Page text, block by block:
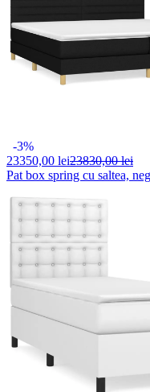
-3%
23350,00 lei23830,00 lei
Pat box spring cu saltea,